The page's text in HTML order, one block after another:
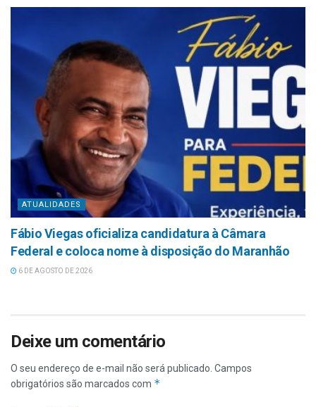
ATUALIDADES
Fábio Viegas oficializa candidatura à Câmara
Federal e coloca nome à disposição do Maranhão
6 DE AGOSTO DE 2026
Deixe um comentário
O seu endereço de e-mail não será publicado. Campos
obrigatórios são marcados com *